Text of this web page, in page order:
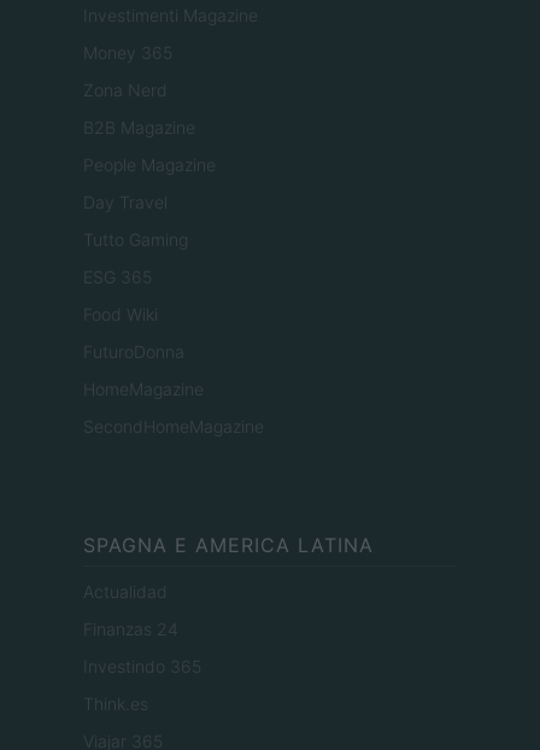
Investimenti Magazine
Money 365
Zona Nerd
B2B Magazine
People Magazine
Day Travel
Tutto Gaming
ESG 365
Food Wiki
FuturoDonna
HomeMagazine
SecondHomeMagazine
SPAGNA E AMERICA LATINA
Actualidad
Finanzas 24
Investindo 365
Think.es
Viajar 365